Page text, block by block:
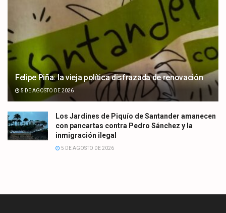
Felipe Piña: la vieja política disfrazada de renovación
5 DE AGOSTO DE 2026
Los Jardines de Piquío de Santander amanecen
con pancartas contra Pedro Sánchez y la
inmigración ilegal
5 DE AGOSTO DE 2026